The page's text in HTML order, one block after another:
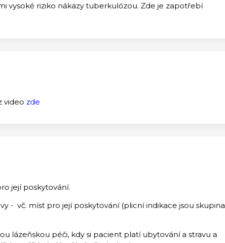
vysoké riziko nákazy tuberkulózou. Zde je zapotřebí
video zde
její poskytování.
- vč. míst pro její poskytování (plicní indikace jsou skupina
lázeňskou péči, kdy si pacient platí ubytování a stravu a